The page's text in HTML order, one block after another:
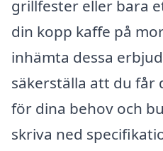
grillfester eller bara
din kopp kaffe på
inhämta dessa
säkerställa att du får
för dina behov och
skriva ned